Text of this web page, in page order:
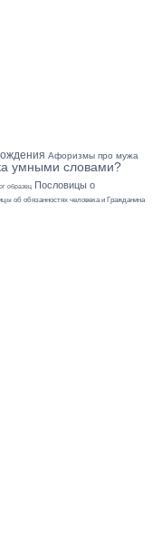
Афоризмы про мужа
умными словами?
образец Пословицы о
об обязанностях человека и Гражданина